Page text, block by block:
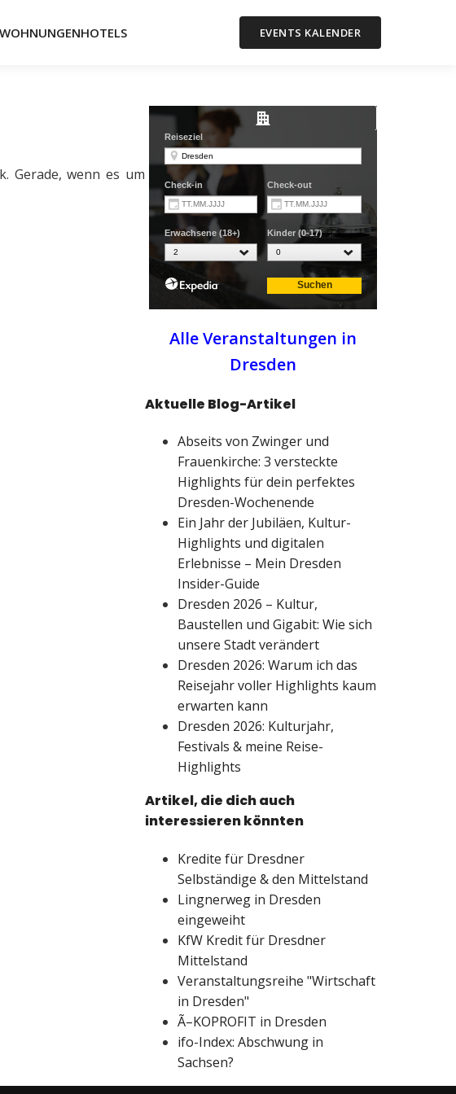
HOTELS EVENTS KALENDER
Gerade, wenn es um
Alle Veranstaltungen in
Dresden
Aktuelle Blog-Artikel
Abseits von Zwinger und
Frauenkirche: 3 versteckte
Highlights für dein perfektes
Dresden-Wochenende
Ein Jahr der Jubiläen, Kultur-
Highlights und digitalen
Erlebnisse – Mein Dresden
Insider-Guide
Dresden 2026 – Kultur,
Baustellen und Gigabit: Wie sich
unsere Stadt verändert
Dresden 2026: Warum ich das
Reisejahr voller Highlights kaum
erwarten kann
Dresden 2026: Kulturjahr,
Festivals & meine Reise-
Highlights
Artikel, die dich auch
interessieren könnten
Kredite für Dresdner
Selbständige & den Mittelstand
Lingnerweg in Dresden
eingeweiht
KfW Kredit für Dresdner
Mittelstand
Veranstaltungsreihe "Wirtschaft
in Dresden"
Ã–KOPROFIT in Dresden
ifo-Index: Abschwung in
Sachsen?